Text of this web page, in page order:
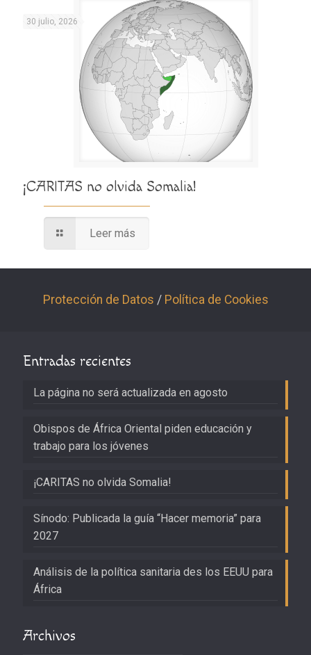
30 julio, 2026
¡CARITAS no olvida Somalia!
Leer más
Protección de Datos / Política de Cookies
Entradas recientes
La página no será actualizada en agosto
Obispos de África Oriental piden educación y
trabajo para los jóvenes
¡CARITAS no olvida Somalia!
Sínodo: Publicada la guía “Hacer memoria” para
2027
Análisis de la política sanitaria des los EEUU para
África
Archivos